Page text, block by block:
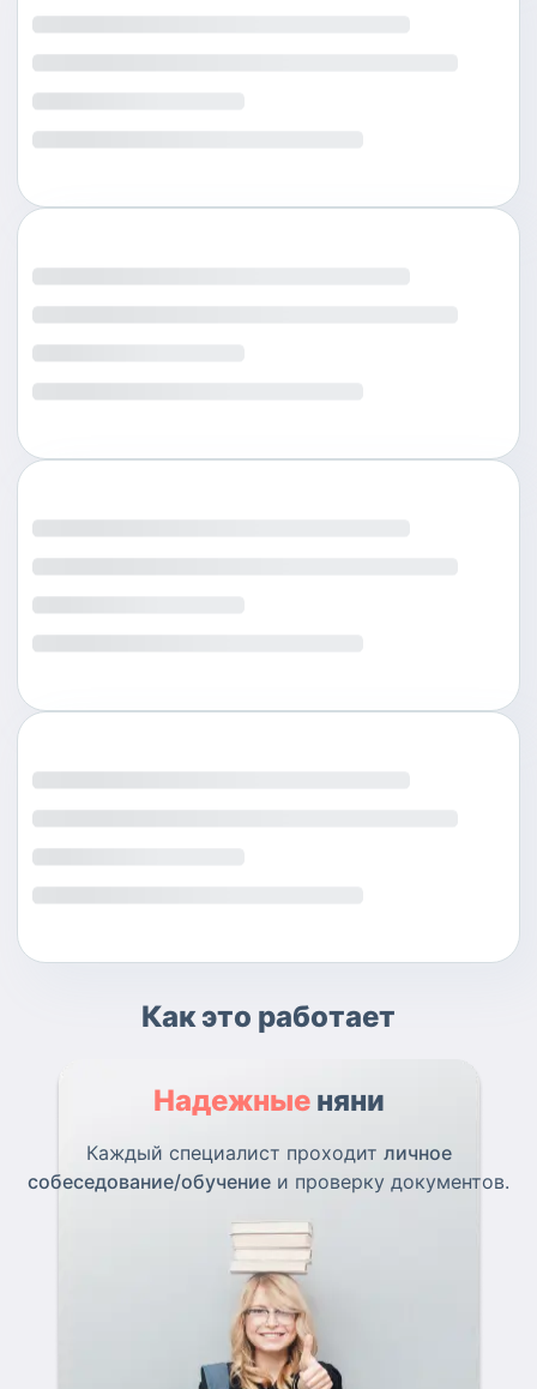
Как это работает
Надежные няни
Каждый специалист проходит личное
собеседование/обучение и проверку документов.